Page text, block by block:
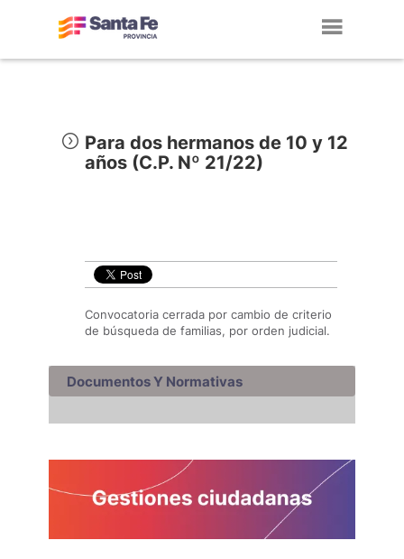
Para dos hermanos de 10 y 12
años (C.P. Nº 21/22)
Convocatoria cerrada por cambio de criterio
de búsqueda de familias, por orden judicial.
Documentos Y Normativas